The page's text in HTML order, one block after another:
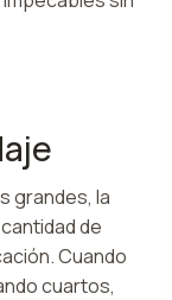
grandes, la
de
Cuando
cuartos,